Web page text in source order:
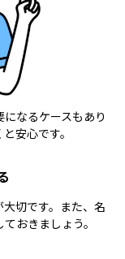
なるケースもあり
安心です。
切です。また、名
おきましょう。